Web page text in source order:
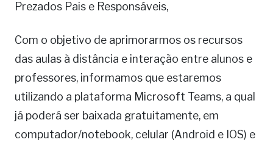
Prezados Pais e Responsáveis,
Com o objetivo de aprimorarmos os recursos
das aulas à distância e interação entre alunos e
professores, informamos que estaremos
utilizando a plataforma Microsoft Teams, a qual
já poderá ser baixada gratuitamente, em
computador/notebook, celular (Android e IOS) e